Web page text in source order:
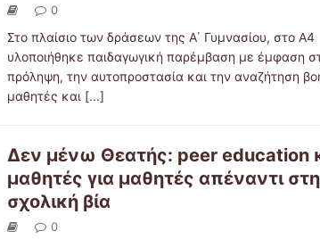
0
Στο πλαίσιο των δράσεων της Α΄ Γυμνασίου, στο Α4
υλοποιήθηκε παιδαγωγική παρέμβαση με έμφαση
πρόληψη, την αυτοπροστασία και την αναζήτηση
μαθητές και [...]
Δεν μένω Θεατής: peer education
μαθητές για μαθητές απέναντι στη
σχολική βία
0